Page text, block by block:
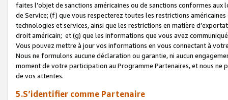
faites l’objet de sanctions américaines ou de sanctions conformes
de Service; (f) que vous respecterez toutes les restrictions
technologies et services, ainsi que les restrictions en matière
droit américain; et (g) que les informations que vous avez
Vous pouvez mettre à jour vos informations en vous connectant à
Nous ne formulons aucune déclaration ou garantie, ni aucun
moment de votre participation au Programme Partenaires, et nous
de vos attentes.
5.S’identifier comme Partenaire